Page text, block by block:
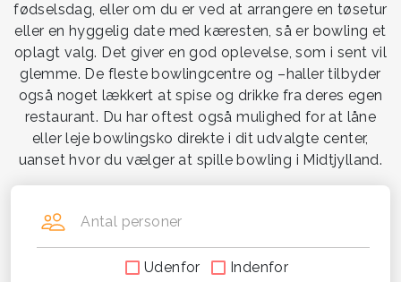
fødselsdag, eller om du er ved at arrangere en tøsetur
eller en hyggelig date med kæresten, så er bowling et
oplagt valg. Det giver en god oplevelse, som i sent vil
glemme. De fleste bowlingcentre og –haller tilbyder
også noget lækkert at spise og drikke fra deres egen
restaurant. Du har oftest også mulighed for at låne
eller leje bowlingsko direkte i dit udvalgte center,
uanset hvor du vælger at spille bowling i Midtjylland.
Antal personer
Udenfor Indenfor